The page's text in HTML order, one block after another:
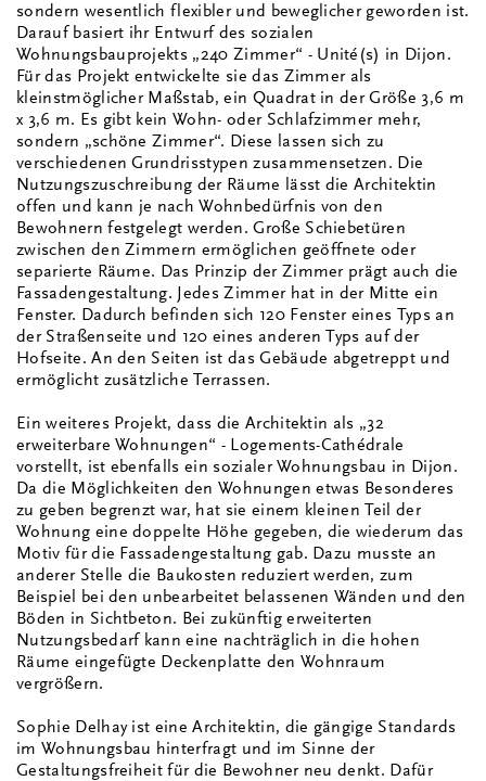
sondern wesentlich flexibler und beweglicher geworden ist.
Darauf basiert ihr Entwurf des sozialen
Wohnungsbauprojekts „240 Zimmer“ - Unité(s) in Dijon.
Für das Projekt entwickelte sie das Zimmer als
kleinstmöglicher Maßstab, ein Quadrat in der Größe 3,6 m
x 3,6 m. Es gibt kein Wohn- oder Schlafzimmer mehr,
sondern „schöne Zimmer“. Diese lassen sich zu
verschiedenen Grundrisstypen zusammensetzen. Die
Nutzungszuschreibung der Räume lässt die Architektin
offen und kann je nach Wohnbedürfnis von den
Bewohnern festgelegt werden. Große Schiebetüren
zwischen den Zimmern ermöglichen geöffnete oder
separierte Räume. Das Prinzip der Zimmer prägt auch die
Fassadengestaltung. Jedes Zimmer hat in der Mitte ein
Fenster. Dadurch befinden sich 120 Fenster eines Typs an
der Straßenseite und 120 eines anderen Typs auf der
Hofseite. An den Seiten ist das Gebäude abgetreppt und
ermöglicht zusätzliche Terrassen.
Ein weiteres Projekt, dass die Architektin als „32
erweiterbare Wohnungen“ - Logements-Cathédrale
vorstellt, ist ebenfalls ein sozialer Wohnungsbau in Dijon.
Da die Möglichkeiten den Wohnungen etwas Besonderes
zu geben begrenzt war, hat sie einem kleinen Teil der
Wohnung eine doppelte Höhe gegeben, die wiederum das
Motiv für die Fassadengestaltung gab. Dazu musste an
anderer Stelle die Baukosten reduziert werden, zum
Beispiel bei den unbearbeitet belassenen Wänden und den
Böden in Sichtbeton. Bei zukünftig erweiterten
Nutzungsbedarf kann eine nachträglich in die hohen
Räume eingefügte Deckenplatte den Wohnraum
vergrößern.
Sophie Delhay ist eine Architektin, die gängige Standards
im Wohnungsbau hinterfragt und im Sinne der
Gestaltungsfreiheit für die Bewohner neu denkt. Dafür